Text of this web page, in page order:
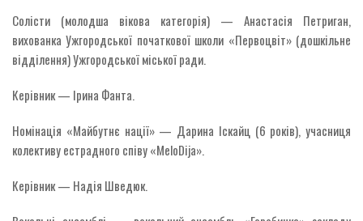
Солісти (молодша вікова категорія) — Анастасія Петриган,
вихованка Ужгородської початкової школи «Первоцвіт» (дошкільне
відділення) Ужгородської міської ради.
Керівник — Ірина Фанта.
Номінація «Майбутнє нації» — Дарина Іскайц (6 років), учасниця
колективу естрадного співу «MeloDija».
Керівник — Надія Шведюк.